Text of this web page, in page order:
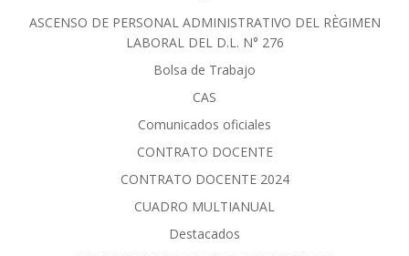
ASCENSO DE PERSONAL ADMINISTRATIVO DEL RÈGIMEN
LABORAL DEL D.L. N° 276
Bolsa de Trabajo
CAS
Comunicados oficiales
CONTRATO DOCENTE
CONTRATO DOCENTE 2024
CUADRO MULTIANUAL
Destacados